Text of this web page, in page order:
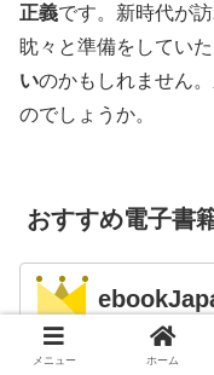
正義です。新時代が
眈々と準備をしてい
いのかもしれません
のでしょうか。
おすすめ電子書
メニュー ホーム